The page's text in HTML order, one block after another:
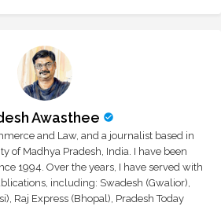
Awasthee
and Law, and a journalist based in
of Madhya Pradesh, India. I have been
1994. Over the years, I have served with
including: Swadesh (Gwalior),
Raj Express (Bhopal), Pradesh Today